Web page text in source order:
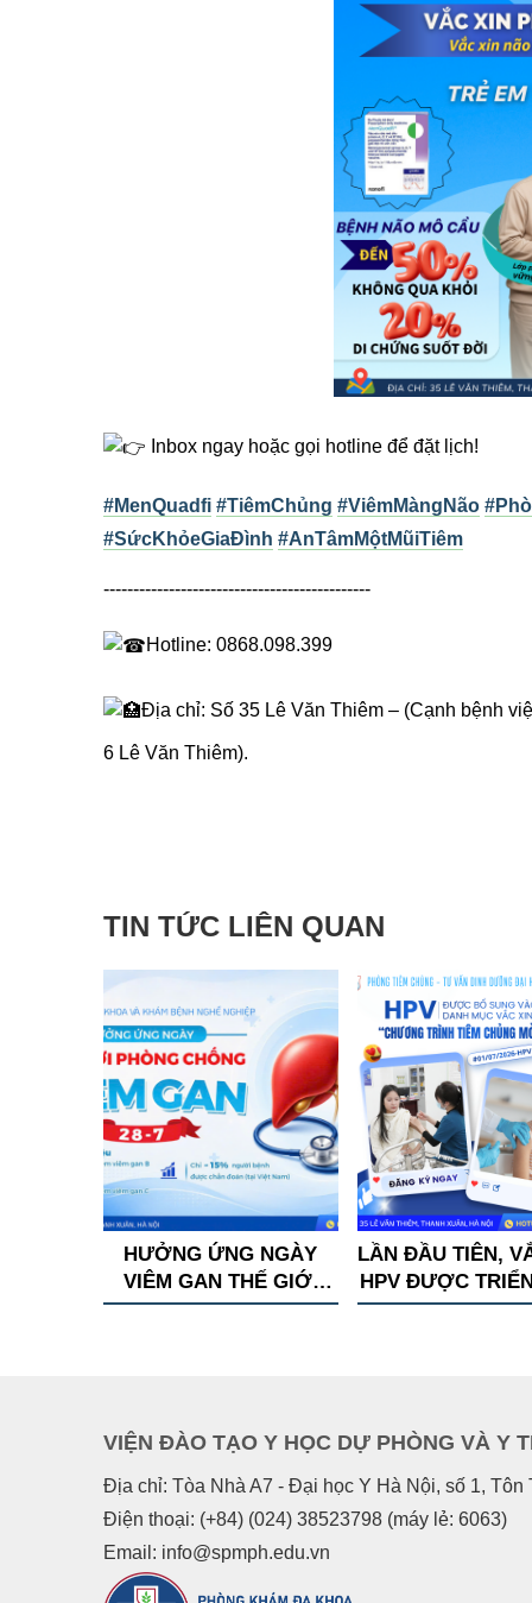
Inbox ngay hoặc gọi hotline để đặt lịch!
#MenQuadfi #TiêmChủng #ViêmMàngNão
#SứcKhỏeGiaĐình #AnTâmMộtMũiTiêm
---------------------------------------------
Hotline: 0868.098.399
Địa chỉ: Số 35 Lê Văn Thiêm – (Cạnh bệnh
6 Lê Văn Thiêm).
TIN TỨC LIÊN QUAN
HƯỞNG ỨNG NGÀY
VIÊM GAN THẾ GIỚI
28.07
LẦN ĐẦU TIÊN,
HPV ĐƯỢC
TRONG
VIỆN ĐÀO TẠO Y HỌC DỰ PHÒNG VÀ Y
Địa chỉ: Tòa Nhà A7 - Đại học Y Hà Nội, số 1,
Điện thoại: (+84) (024) 38523798 (máy lẻ: 6063)
Email: info@spmph.edu.vn